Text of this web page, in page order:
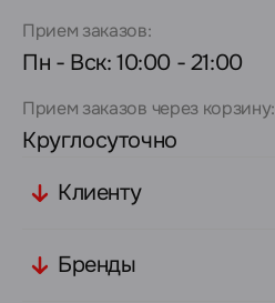
Прием заказов:
Пн - Вск: 10:00 - 21:00
Прием заказов через корзину:
Круглосуточно
Клиенту
Бренды